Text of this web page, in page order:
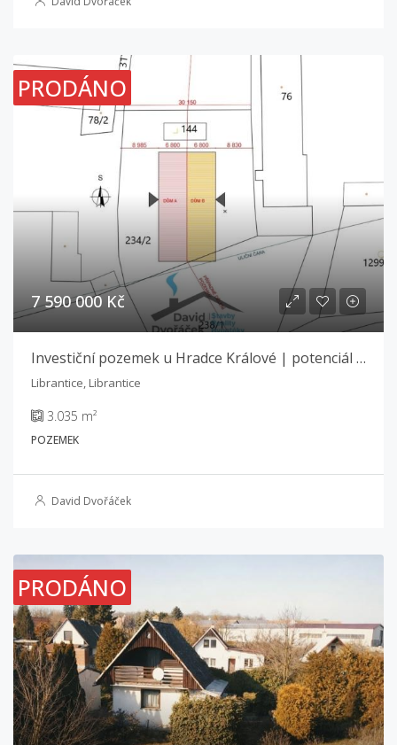
PRODÁNO
7 590 000 Kč
Investiční pozemek u Hradce Králové | potenciál až 6 bytových jednotek
Librantice, Librantice
3.035 m²
POZEMEK
David Dvořáček
PRODÁNO